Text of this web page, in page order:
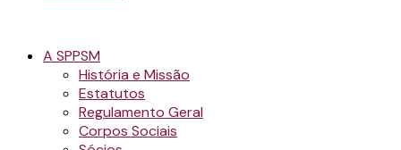
A SPPSM
História e Missão
Estatutos
Regulamento Geral
Corpos Sociais